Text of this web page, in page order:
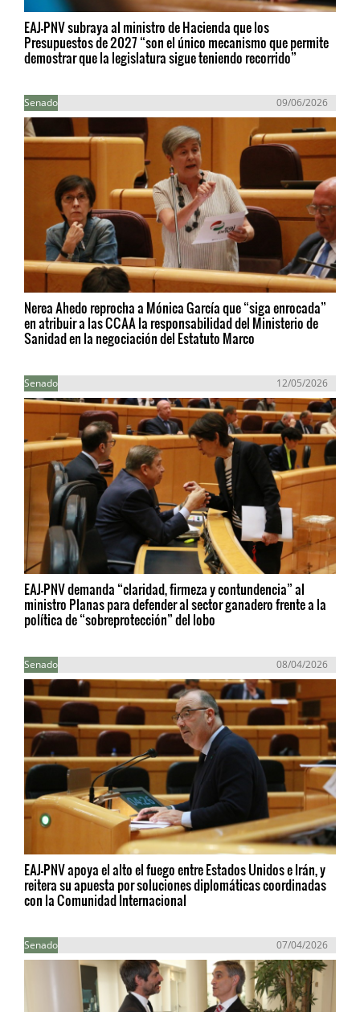
EAJ-PNV subraya al ministro de Hacienda que los
Presupuestos de 2027 “son el único mecanismo que permite
demostrar que la legislatura sigue teniendo recorrido”
Senado 09/06/2026
Nerea Ahedo reprocha a Mónica García que “siga enrocada”
en atribuir a las CCAA la responsabilidad del Ministerio de
Sanidad en la negociación del Estatuto Marco
Senado 12/05/2026
EAJ-PNV demanda “claridad, firmeza y contundencia” al
ministro Planas para defender al sector ganadero frente a la
política de “sobreprotección” del lobo
Senado 08/04/2026
EAJ-PNV apoya el alto el fuego entre Estados Unidos e Irán, y
reitera su apuesta por soluciones diplomáticas coordinadas
con la Comunidad Internacional
Senado 07/04/2026